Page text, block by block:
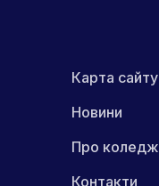
Карта сайту
Новини
Про коледж
Контакти